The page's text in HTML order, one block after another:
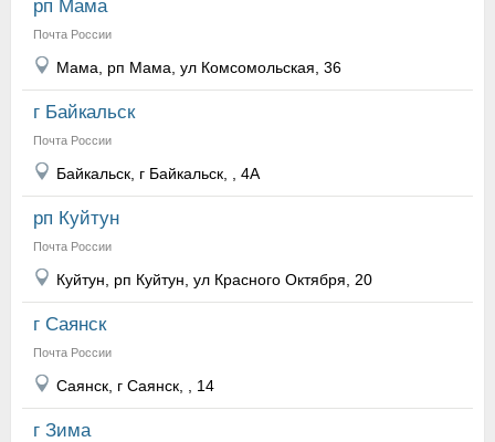
рп Мама
Почта России
Мама, рп Мама, ул Комсомольская, 36
г Байкальск
Почта России
Байкальск, г Байкальск, , 4А
рп Куйтун
Почта России
Куйтун, рп Куйтун, ул Красного Октября, 20
г Саянск
Почта России
Саянск, г Саянск, , 14
г Зима